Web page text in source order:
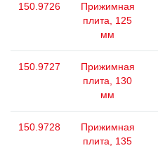
150.9726
Прижимная
плита, 125
мм
150.9727
Прижимная
плита, 130
мм
150.9728
Прижимная
плита, 135